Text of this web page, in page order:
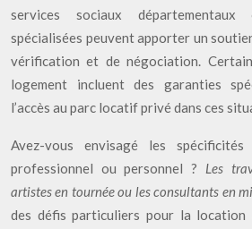
services sociaux
spécialisées peuvent apporter un
vérification et de négociation.
logement incluent des garanties
l’accès au parc locatif privé dans ces
Avez-vous envisagé les
professionnel ou personnel ? Les
artistes en tournée ou les consultants en
des défis particuliers pour la location